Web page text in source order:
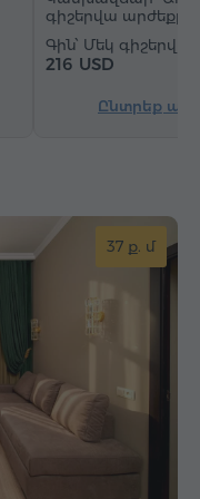
գիշերվա արժեքը
Մեկ գիշերվա
216 USD
Ընտրեք
37 ք. մ